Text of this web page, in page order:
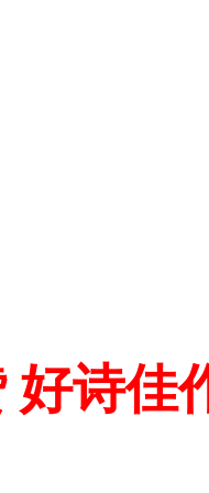
好诗佳